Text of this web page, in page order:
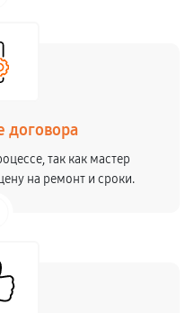
договора
так как мастер
на ремонт и сроки.